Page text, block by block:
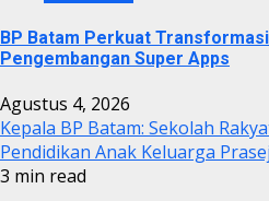
BP Batam Perkuat
Pengembangan Super Apps
Agustus 4, 2026
Kepala BP Batam: Sekolah
Pendidikan Anak Keluarga
3 min read